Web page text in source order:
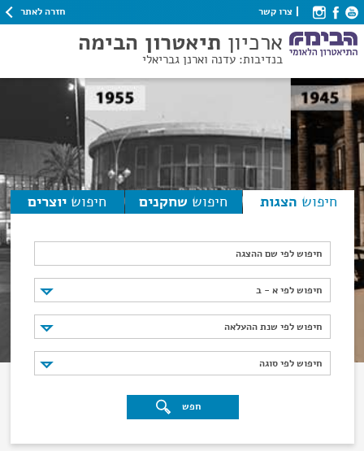
צרו קשר חזרה לאתר
ארכיון תיאטרון הבימה
בנדיבות: עדנה וארנן גבריאלי
חיפוש הצגות חיפוש שחקנים חיפוש יוצרים
חיפוש לפי שם ההצגה
חיפוש לפי א - ב
חיפוש לפי א - ב
חיפוש לפי שנת ההעלאה
חיפוש לפי שנת ההעלאה
חיפוש לפי סוגה
חיפוש לפי סוגה
חפש